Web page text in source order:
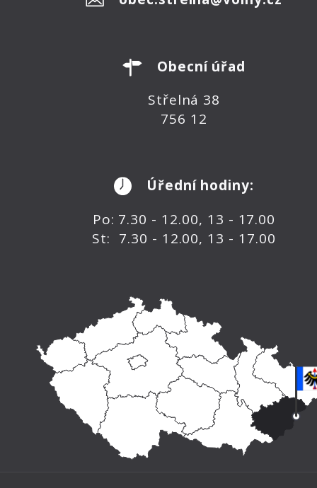
Obecní úřad
Střelná 38
756 12
Úřední hodiny:
Po: 7.30 - 12.00, 13 - 17.00
St: 7.30 - 12.00, 13 - 17.00